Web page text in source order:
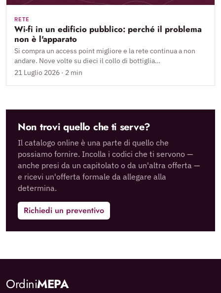
RETE
Wi-fi in un edificio pubblico: perché il problema
non è l'apparato
Si compra un access point migliore e la rete continua a non
andare. Nove volte su dieci il collo di bottiglia…
21 Luglio 2026 · 2 min
Non trovi quello che ti serve?
Il catalogo online è una parte di quello che
possiamo fornire. Incolla i codici che ti servono —
anche presi da un capitolato o da un'altra offerta —
e ricevi un'offerta formale da allegare alla
determina.
Richiedi un preventivo
OrdiniMEPA